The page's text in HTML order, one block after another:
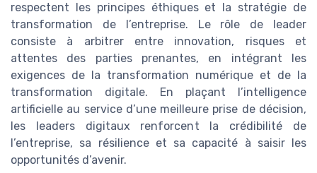
respectent les principes éthiques et la stratégie de
transformation de l’entreprise. Le rôle de leader
consiste à arbitrer entre innovation, risques et
attentes des parties prenantes, en intégrant les
exigences de la transformation numérique et de la
transformation digitale. En plaçant l’intelligence
artificielle au service d’une meilleure prise de décision,
les leaders digitaux renforcent la crédibilité de
l’entreprise, sa résilience et sa capacité à saisir les
opportunités d’avenir.